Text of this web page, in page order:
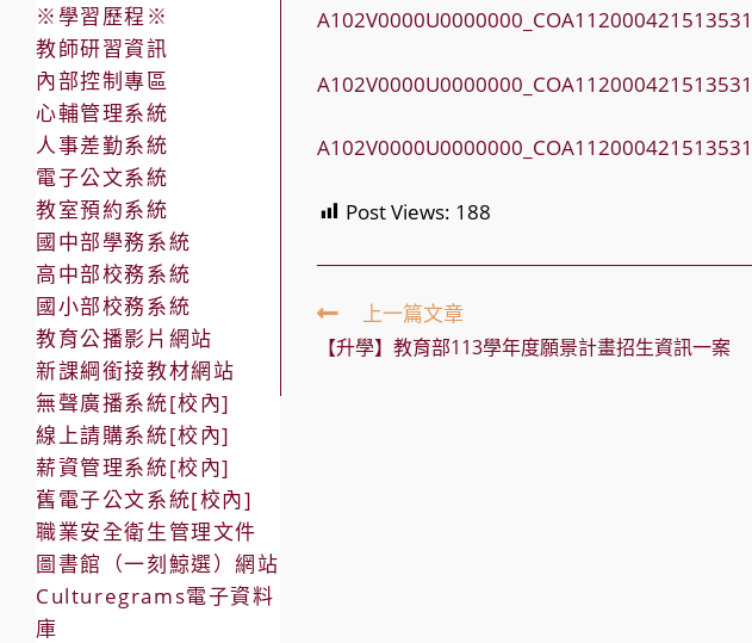
Post Views: 188
Read
more
articles
上一篇文章
【升學】教育部113學年度願景計畫招生資訊一案
※學習歷程※
教師研習資訊
內部控制專區
心輔管理系統
人事差勤系統
電子公文系統
教室預約系統
國中部學務系統
高中部校務系統
國小部校務系統
教育公播影片網站
新課綱銜接教材網站
無聲廣播系統[校內]
線上請購系統[校內]
薪資管理系統[校內]
舊電子公文系統[校內]
職業安全衛生管理文件
圖書館（一刻鯨選）網站
Culturegrams電子資料
庫